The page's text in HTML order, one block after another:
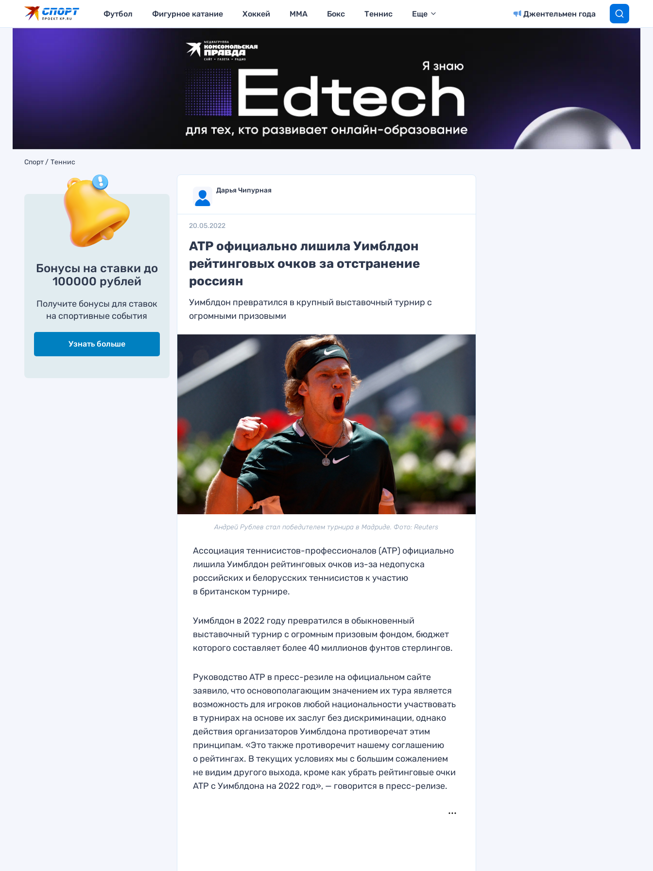
Футбол Фигурное катание Хоккей MMA Бокс Теннис Еще Джентельмен года
Спорт Теннис
Бонусы на ставки до
100000 рублей
Получите бонусы для ставок
на спортивные события
Узнать больше
Дарья Чипурная
20.05.2022
ATP официально лишила Уимблдон
рейтинговых очков за отстранение
россиян
Уимблдон превратился в крупный выставочный турнир с
огромными призовыми
Андрей Рублев стал победителем турнира в Мадриде. Фото: Reuters
Ассоциация теннисистов-профессионалов (ATP) официально
лишила Уимблдон рейтинговых очков из-за недопуска
российских и белорусских теннисистов к участию
в британском турнире.
Уимблдон в 2022 году превратился в обыкновенный
выставочный турнир с огромным призовым фондом, бюджет
которого составляет более 40 миллионов фунтов стерлингов.
Руководство ATP в пресс-резиле на официальном сайте
заявило, что основополагающим значением их тура является
возможность для игроков любой национальности участвовать
в турнирах на основе их заслуг без дискриминации, однако
действия организаторов Уимблдона противоречат этим
принципам. «Это также противоречит нашему соглашению
о рейтингах. В текущих условиях мы с большим сожалением
не видим другого выхода, кроме как убрать рейтинговые очки
ATP с Уимблдона на 2022 год», — говорится в пресс-релизе.